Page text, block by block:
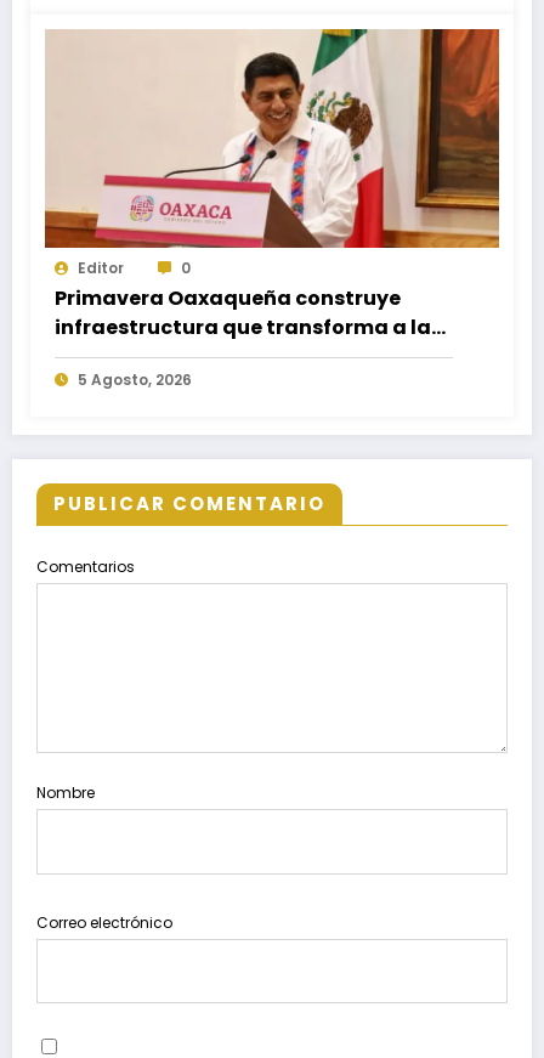
Editor 0
Primavera Oaxaqueña construye
infraestructura que transforma a las
familias del estado
5 Agosto, 2026
PUBLICAR COMENTARIO
Comentarios
Nombre
Correo electrónico